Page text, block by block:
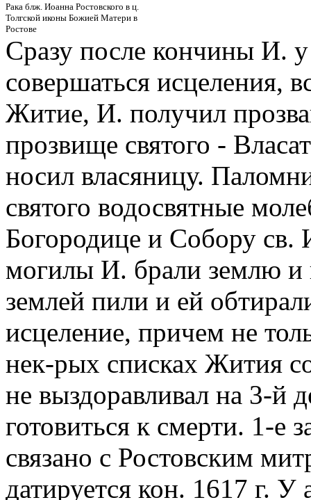
Рака блж. Иоанна Ростовского в ц.
Толгской иконы Божией Матери в
Ростове
Сразу после кончины И.
совершаться исцеления,
Житие, И. получил
прозвище святого -
носил власяницу.
святого водосвятные
Богородице и Собору св.
могилы И. брали землю и
землей пили и ей
исцеление, причем не
нек-рых списках Жития
не выздоравливал на 3-й
готовиться к смерти. 1-е
связано с Ростовским
датируется кон. 1617 г. У